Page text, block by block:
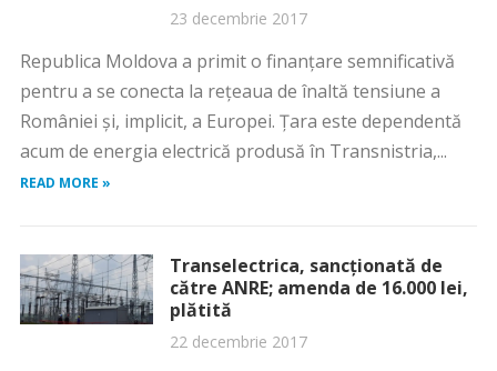
23 decembrie 2017
Republica Moldova a primit o finanţare semnificativă
pentru a se conecta la reţeaua de înaltă tensiune a
României şi, implicit, a Europei. Ţara este dependentă
acum de energia electrică produsă în Transnistria,...
READ MORE »
Transelectrica, sancţionată de
către ANRE; amenda de 16.000 lei,
plătită
22 decembrie 2017